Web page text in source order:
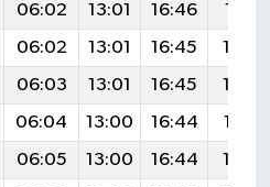
06:02 13:01 16:46
19:51
06:02 13:01 16:45
19:49
06:03 13:01 16:45
19:48
06:04 13:00 16:44
19:47
06:05 13:00 16:44
19:46